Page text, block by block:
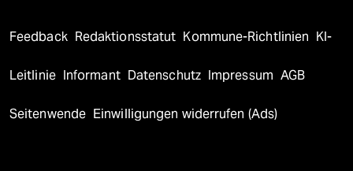
Feedback Redaktionsstatut Kommune-Richtlinien KI-
Leitlinie Informant Datenschutz Impressum AGB
Seitenwende Einwilligungen widerrufen (Ads)